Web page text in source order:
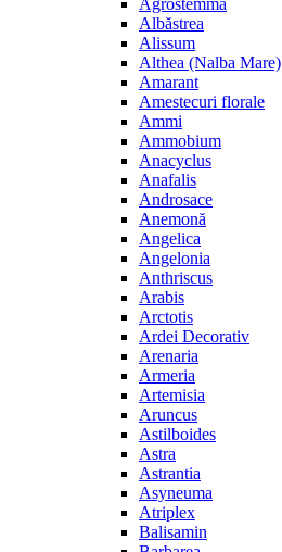
Agrostemma
Albăstrea
Alissum
Althea (Nalba Mare)
Amarant
Amestecuri florale
Ammi
Ammobium
Anacyclus
Anafalis
Androsace
Anemonă
Angelica
Angelonia
Anthriscus
Arabis
Arctotis
Ardei Decorativ
Arenaria
Armeria
Artemisia
Aruncus
Astilboides
Astra
Astrantia
Asyneuma
Atriplex
Balisamin